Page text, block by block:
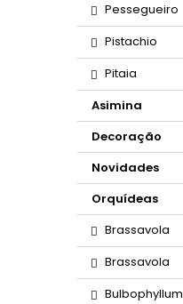
Pessegueiro
Pistachio
Pitaia
Asimina
Decoração
Novidades
Orquídeas
Brassavola
Brassavola
Bulbophyllum